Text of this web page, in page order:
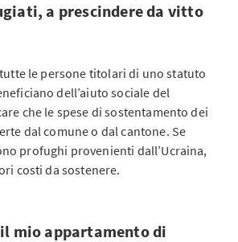
a prescindere da vitto
le persone titolari di uno statuto
dell’aiuto sociale del
che le spese di sostentamento dei
dal comune o dal cantone. Se
profughi provenienti dall’Ucraina,
costi da sostenere.
mio appartamento di